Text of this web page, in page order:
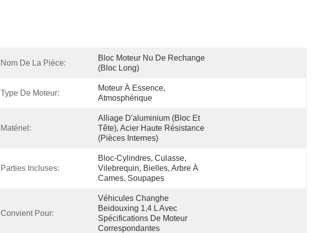
Nom De La Pièce:
Bloc Moteur Nu De Rechange
(bloc Long)
Type De Moteur:
Moteur À Essence,
Atmosphérique
Matériel:
Alliage D'aluminium (bloc Et
Tête), Acier Haute Résistance
(pièces Internes)
Parties Incluses:
Bloc-Cylindres, Culasse,
Vilebrequin, Bielles, Arbre À
Cames, Soupapes
Convient Pour:
Véhicules Changhe
Beidouxing 1,4 L Avec
Spécifications De Moteur
Correspondantes